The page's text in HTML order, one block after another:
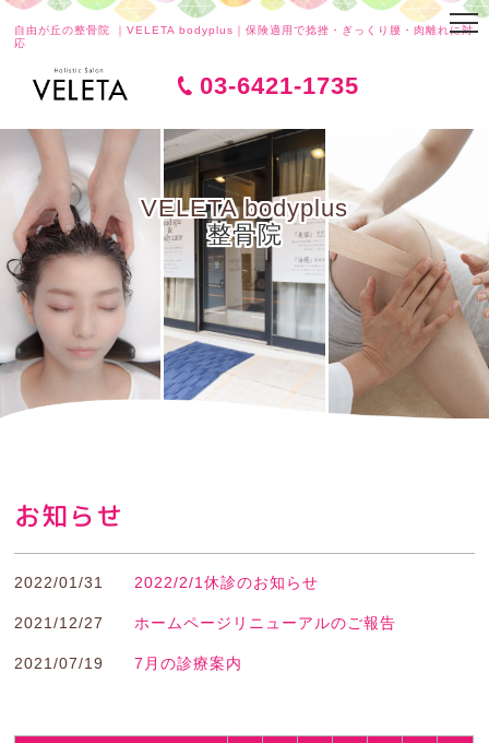
自由が丘の整骨院 ｜VELETA bodyplus｜保険適用で捻挫・ぎっくり腰・肉離れに対
応
03-6421-1735
VELETA bodyplus
整骨院
お知らせ
2022/01/31 2022/2/1休診のお知らせ
2021/12/27 ホームページリニューアルのご報告
2021/07/19 7月の診療案内